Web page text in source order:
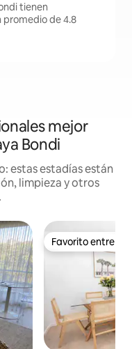
tienen
promedio de 4.8
mejor
Bondi
estas estadías están
limpieza y otros
Favorito entre
Favorito entre